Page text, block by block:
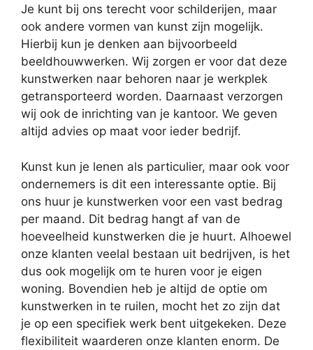
Je kunt bij ons terecht voor schilderijen, maar
ook andere vormen van kunst zijn mogelijk.
Hierbij kun je denken aan bijvoorbeeld
beeldhouwwerken. Wij zorgen er voor dat deze
kunstwerken naar behoren naar je werkplek
getransporteerd worden. Daarnaast verzorgen
wij ook de inrichting van je kantoor. We geven
altijd advies op maat voor ieder bedrijf.
Kunst kun je lenen als particulier, maar ook voor
ondernemers is dit een interessante optie. Bij
ons huur je kunstwerken voor een vast bedrag
per maand. Dit bedrag hangt af van de
hoeveelheid kunstwerken die je huurt. Alhoewel
onze klanten veelal bestaan uit bedrijven, is het
dus ook mogelijk om te huren voor je eigen
woning. Bovendien heb je altijd de optie om
kunstwerken in te ruilen, mocht het zo zijn dat
je op een specifiek werk bent uitgekeken. Deze
flexibiliteit waarderen onze klanten enorm. De